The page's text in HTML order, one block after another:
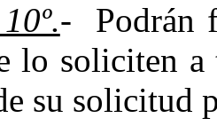
- Podrán
lo soliciten
su solicitud